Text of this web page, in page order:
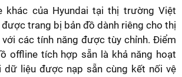
khác của Hyundai tại thị trường Việt
được trang bị bản đồ dành riêng cho thị
các tính năng được tùy chỉnh. Điểm
offline tích hợp sẵn là khả năng hoạt
dữ liệu được nạp sẵn cùng kết nối vệ